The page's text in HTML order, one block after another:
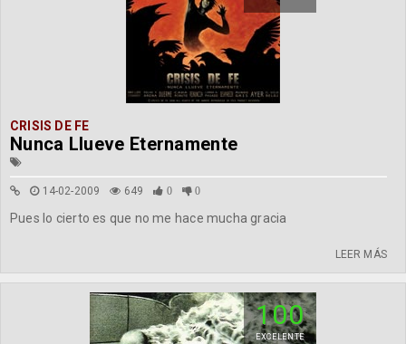
CRISIS DE FE
Nunca Llueve Eternamente
14-02-2009 649 0 0
Pues lo cierto es que no me hace mucha gracia
LEER MÁS
100
EXCELENTE